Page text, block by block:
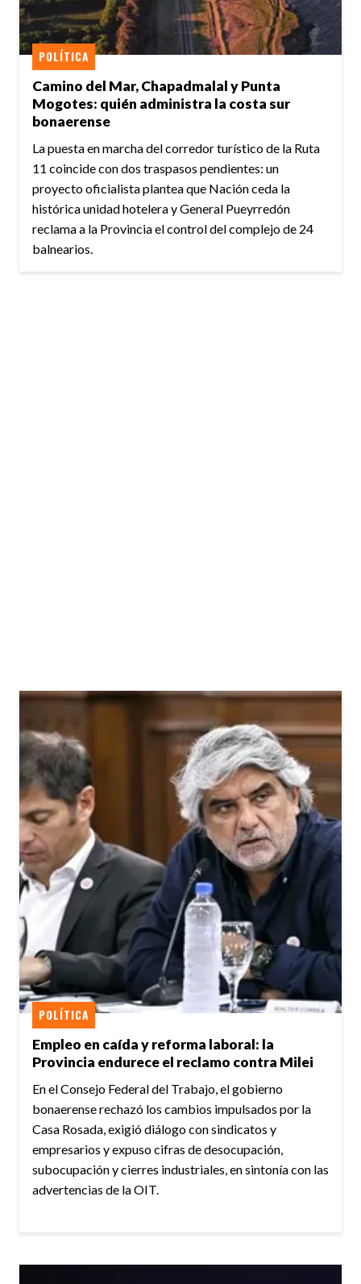
Camino del Mar, Chapadmalal y Punta
Mogotes: quién administra la costa sur
bonaerense
POLÍTICA
La puesta en marcha del corredor turístico de la Ruta
11 coincide con dos traspasos pendientes: un
proyecto oficialista plantea que Nación ceda la
histórica unidad hotelera y General Pueyrredón
reclama a la Provincia el control del complejo de 24
balnearios.
Empleo en caída y reforma laboral: la
Provincia endurece el reclamo contra Milei
POLÍTICA
En el Consejo Federal del Trabajo, el gobierno
bonaerense rechazó los cambios impulsados por la
Casa Rosada, exigió diálogo con sindicatos y
empresarios y expuso cifras de desocupación,
subocupación y cierres industriales, en sintonía con las
advertencias de la OIT.